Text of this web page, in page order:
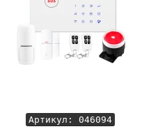
Артикул: 046094